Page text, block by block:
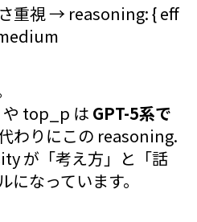
重視 → reasoning: { eff
top_p は GPT-5系で
わりにこの reasoning.
が「考え方」と「話
になっています。